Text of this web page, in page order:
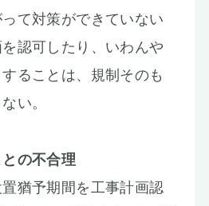
て対策ができていない
認可したり、いわんや
ることは、規制そのも
い。
の不合理
猶予期間を工事計画認